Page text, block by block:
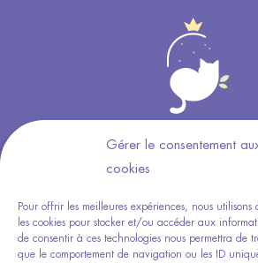
Gérer le consentement
cookies
Pour offrir les meilleures expériences, nous utilisons
les cookies pour stocker et/ou accéder aux
de consentir à ces technologies nous permettra de
que le comportement de navigation ou les ID
Horaires
9h à 12h
et 15h à 18h
Sur RDV uniquement